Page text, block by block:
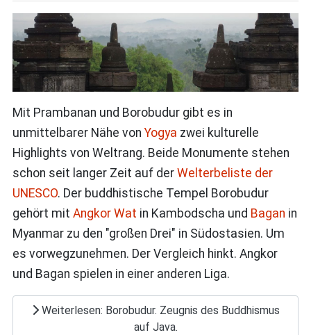
Mit Prambanan und Borobudur gibt es in
unmittelbarer Nähe vonYogya zwei kulturelle
Highlights von Weltrang. Beide Monumente stehen
schon seit langer Zeit auf der Welterbeliste der
UNESCO. Der buddhistische Tempel Borobudur
gehört mit Angkor Wat in Kambodscha und Bagan in
Myanmar zu den "großen Drei" in Südostasien. Um
es vorwegzunehmen. Der Vergleich hinkt. Angkor
und Bagan spielen in einer anderen Liga.
Weiterlesen: Borobudur. Zeugnis des Buddhismus
auf Java.